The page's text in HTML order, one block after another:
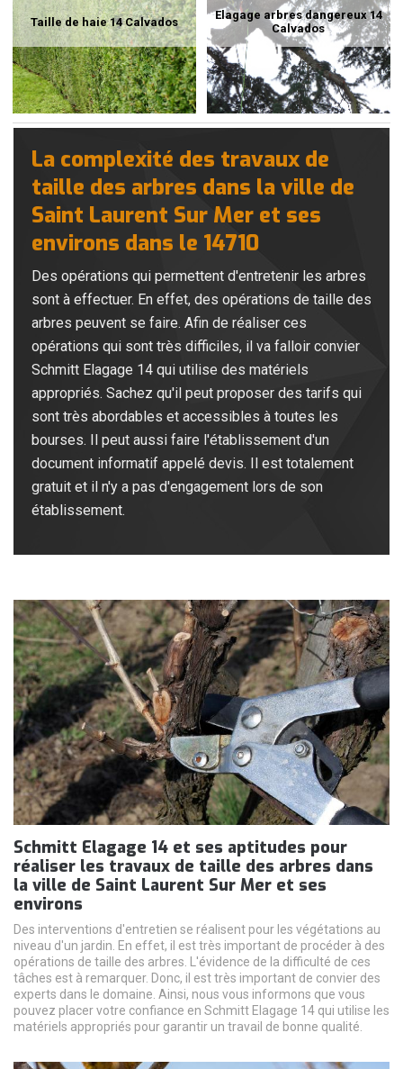
Taille de haie 14 Calvados
Elagage arbres dangereux 14
Calvados
La complexité des travaux de
taille des arbres dans la ville de
Saint Laurent Sur Mer et ses
environs dans le 14710
Des opérations qui permettent d'entretenir les arbres
sont à effectuer. En effet, des opérations de taille des
arbres peuvent se faire. Afin de réaliser ces
opérations qui sont très difficiles, il va falloir convier
Schmitt Elagage 14 qui utilise des matériels
appropriés. Sachez qu'il peut proposer des tarifs qui
sont très abordables et accessibles à toutes les
bourses. Il peut aussi faire l'établissement d'un
document informatif appelé devis. Il est totalement
gratuit et il n'y a pas d'engagement lors de son
établissement.
Schmitt Elagage 14 et ses aptitudes pour
réaliser les travaux de taille des arbres dans
la ville de Saint Laurent Sur Mer et ses
environs
Des interventions d'entretien se réalisent pour les végétations au
niveau d'un jardin. En effet, il est très important de procéder à des
opérations de taille des arbres. L'évidence de la difficulté de ces
tâches est à remarquer. Donc, il est très important de convier des
experts dans le domaine. Ainsi, nous vous informons que vous
pouvez placer votre confiance en Schmitt Elagage 14 qui utilise les
matériels appropriés pour garantir un travail de bonne qualité.